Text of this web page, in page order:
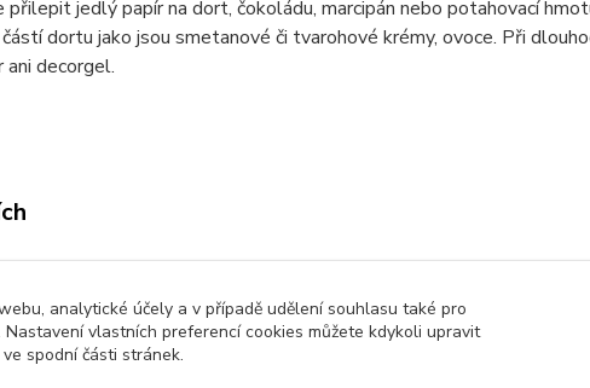
jedlý papír na dort, čokoládu, marcipán nebo potahovací
dortu jako jsou smetanové či tvarohové krémy, ovoce. Při
decorgel.
analytické účely a v případě udělení souhlasu také pro
vlastních preferencí cookies můžete kdykoli upravit
spodní části stránek.